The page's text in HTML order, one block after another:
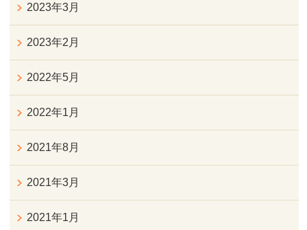
2023年3月
2023年2月
2022年5月
2022年1月
2021年8月
2021年3月
2021年1月